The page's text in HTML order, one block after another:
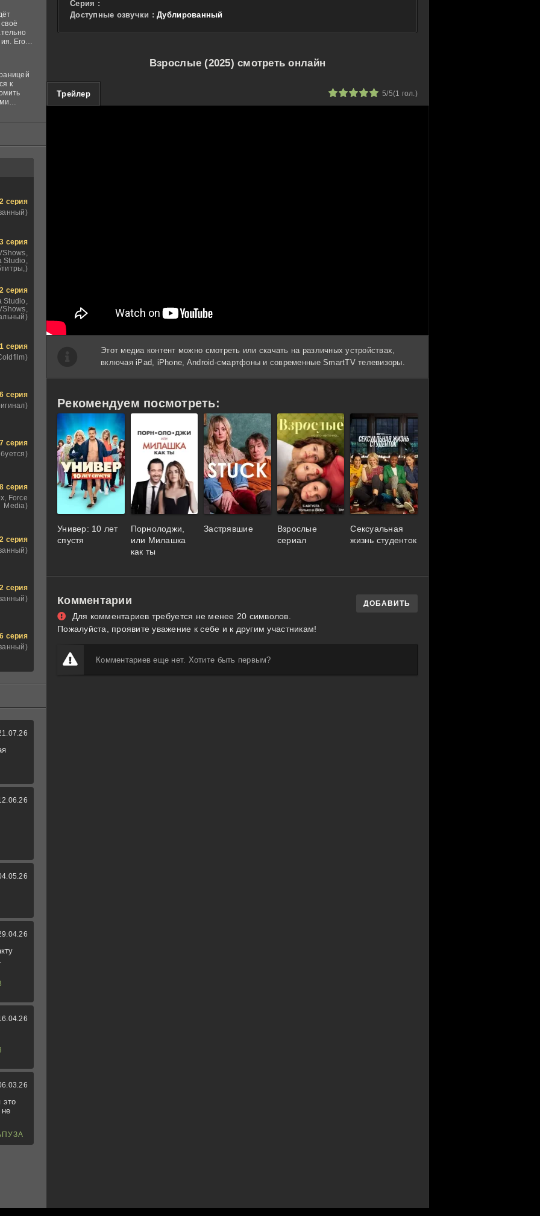
Cерия :
Доступные озвучки : Дублированный
Взрослые (2025) смотреть онлайн
Трейлер 5/5(1 гол.)
Этот медиа контент можно смотреть или скачать на различных устройствах,
включая iPad, iPhone, Android-смартфоны и современные SmartTV телевизоры.
Рекомендуем посмотреть:
Универ: 10 лет
спустя
Порнолоджи,
или Милашка
как ты
Застрявшие
Взрослые
сериал
Сексуальная
жизнь студенток
Комментарии
Для комментариев требуется не менее 20 символов.
Пожалуйста, проявите уважение к себе и к другим участникам!
ДОБАВИТЬ
Комментариев еще нет. Хотите быть первым?
Его
в
к
2 серия
3 серия
Studio,
2 серия
Studio,
1 серия
серия
серия
8 серия
Force
Media)
2 серия
2 серия
6 серия
это